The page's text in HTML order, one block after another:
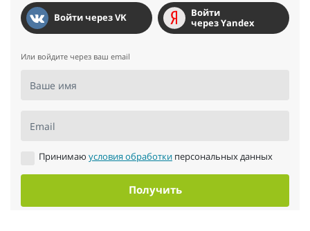
Войти через VK
Войти
через Yandex
Или войдите через ваш email
Ваше имя
Email
Принимаю условия обработки персональных данных
Получить